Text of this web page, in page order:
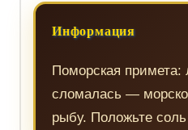
Информация
Поморская примета:
сломалась —
рыбу. Положьте